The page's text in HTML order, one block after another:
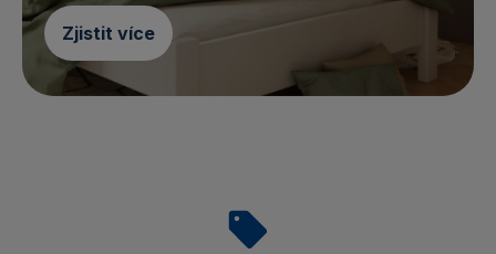
Zjistit více